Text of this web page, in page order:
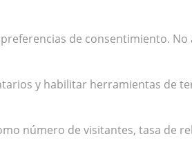
de consentimiento.
y habilitar herramientas de
número de visitantes, tasa de